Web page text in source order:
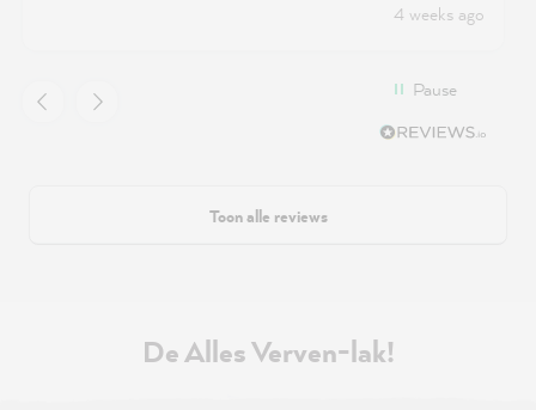
4 weeks ago
Pause
Toon alle reviews
De Alles Verven-lak!